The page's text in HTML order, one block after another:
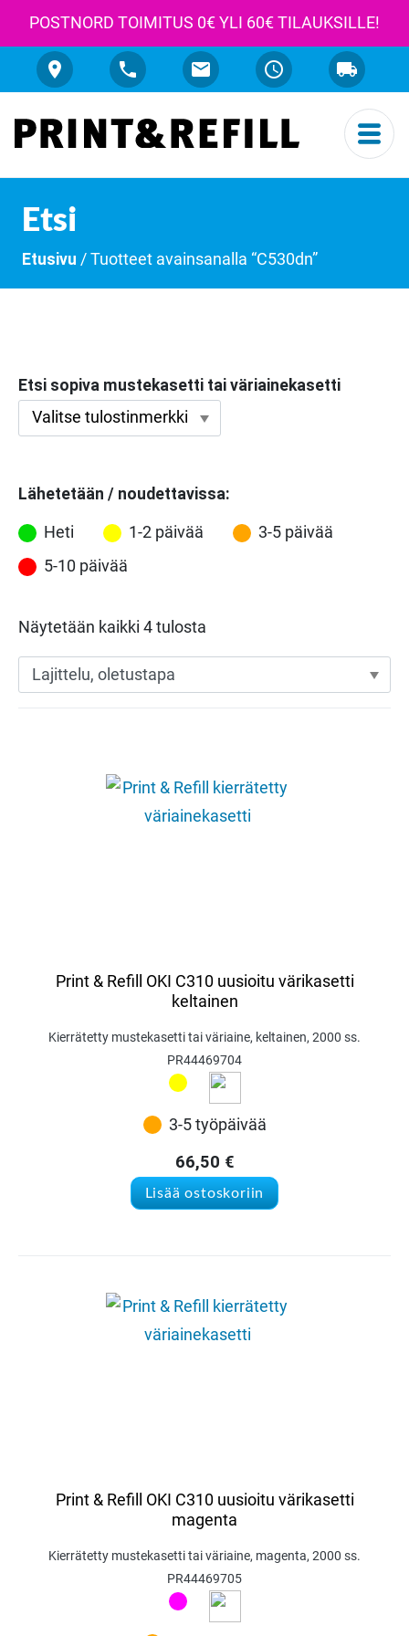
POSTNORD TOIMITUS 0€ YLI 60€ TILAUKSILLE!
Etsi
Etusivu / Tuotteet avainsanalla “C530dn”
Etsi sopiva mustekasetti tai väriainekasetti
Lähetetään / noudettavissa:
Heti 1-2 päivää
3-5 päivää
5-10 päivää
Näytetään kaikki 4 tulosta
Print & Refill OKI C310 uusioitu värikasetti
keltainen
Kierrätetty mustekasetti tai väriaine, keltainen, 2000 ss.
PR44469704
3-5 työpäivää
66,50 €
Lisää ostoskoriin
Print & Refill OKI C310 uusioitu värikasetti
magenta
Kierrätetty mustekasetti tai väriaine, magenta, 2000 ss.
PR44469705